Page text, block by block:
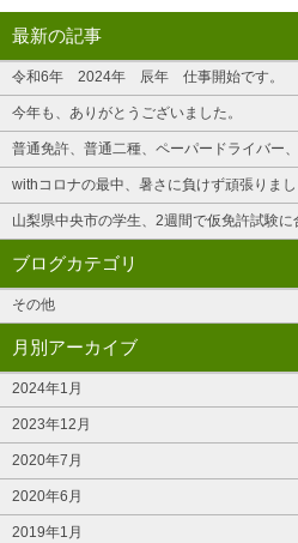
最新の記事
令和6年 2024年 辰年 仕事開始です。
今年も、ありがとうございました。
普通免許、普通二種、ペーパードライバー
withコロナの最中、暑さに負けず頑張りまし
山梨県中央市の学生、2週間で仮免許試験に
ブログカテゴリ
その他
月別アーカイブ
2024年1月
2023年12月
2020年7月
2020年6月
2019年1月